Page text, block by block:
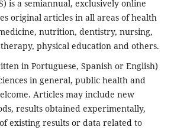
is a semiannual, exclusively online
original articles in all areas of health
nutrition, dentistry, nursing,
physical education and others.
in Portuguese, Spanish or English)
in general, public health and
Articles may include new
results obtained experimentally,
existing results or data related to